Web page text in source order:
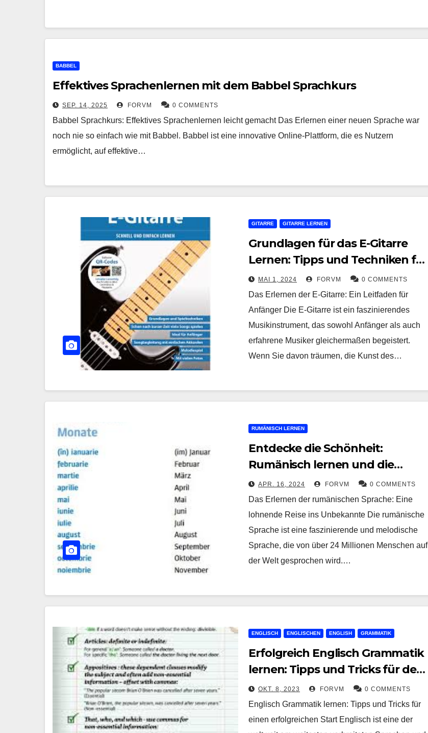
BABBEL
Effektives Sprachenlernen mit dem Babbel Sprachkurs
SEP. 14, 2025 FORVM 0 COMMENTS
Babbel Sprachkurs: Effektives Sprachenlernen leicht gemacht Das Erlernen einer neuen Sprache war
noch nie so einfach wie mit Babbel. Babbel ist eine innovative Online-Plattform, die es Nutzern
ermöglicht, auf effektive…
GITARRE GITARRE LERNEN
Grundlagen für das E-Gitarre
Lernen: Tipps und Techniken für
Anfänger
MAI 1, 2024 FORVM 0 COMMENTS
Das Erlernen der E-Gitarre: Ein Leitfaden für
Anfänger Die E-Gitarre ist ein faszinierendes
Musikinstrument, das sowohl Anfänger als auch
erfahrene Musiker gleichermaßen begeistert.
Wenn Sie davon träumen, die Kunst des…
RUMÄNISCH LERNEN
Entdecke die Schönheit:
Rumänisch lernen und die
Kultur erleben
APR. 16, 2024 FORVM 0 COMMENTS
Das Erlernen der rumänischen Sprache: Eine
lohnende Reise ins Unbekannte Die rumänische
Sprache ist eine faszinierende und melodische
Sprache, die von über 24 Millionen Menschen auf
der Welt gesprochen wird.…
ENGLISCH ENGLISCHEN ENGLISH GRAMMATIK
Erfolgreich Englisch Grammatik
lernen: Tipps und Tricks für den
Start
OKT. 8, 2023 FORVM 0 COMMENTS
Englisch Grammatik lernen: Tipps und Tricks für
einen erfolgreichen Start Englisch ist eine der